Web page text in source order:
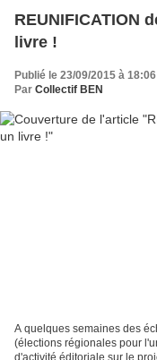
REUNIFICATION
livre !
Publié le 23/09/2015 à 18:06
Par Collectif BEN
A quelques semaines des
(élections régionales pour
d'activité éditoriale sur le